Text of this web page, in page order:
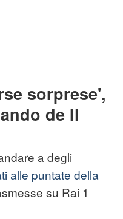
sorprese',
de Il
a degli
alle puntate della
su Rai 1